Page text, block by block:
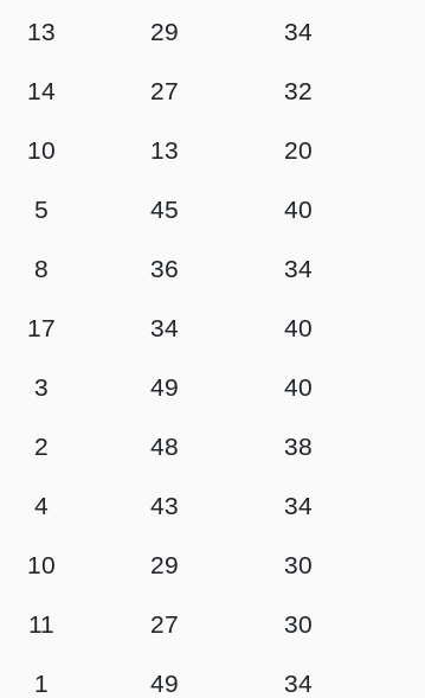
13 29 34
14 27 32
10 13 20
5 45 40
8 36 34
17 34 40
3 49 40
2 48 38
4 43 34
10 29 30
11 27 30
1 49 34